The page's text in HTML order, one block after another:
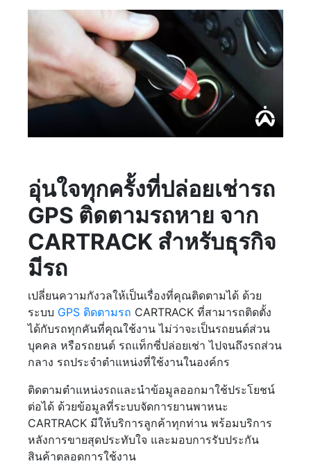
อุ่นใจทุกครั้งที่ปล่อยเช่ารถ
GPS ติดตามรถหาย จาก
CARTRACK สำหรับธุรกิจ
มีรถ
เปลี่ยนความกังวลให้เป็นเรื่องที่คุณติดตามได้ ด้วย
ระบบ GPS ติดตามรถ CARTRACK ที่สามารถติดตั้ง
ได้กับรถทุกคันที่คุณใช้งาน ไม่ว่าจะเป็นรถยนต์ส่วน
บุคคล หรือรถยนต์ รถแท็กซี่ปล่อยเช่า ไปจนถึงรถส่วน
กลาง รถประจำตำแหน่งที่ใช้งานในองค์กร
ติดตามตำแหน่งรถและนำข้อมูลออกมาใช้ประโยชน์
ต่อได้ ด้วยข้อมูลที่ระบบจัดการยานพาหนะ
CARTRACK มีให้บริการลูกค้าทุกท่าน พร้อมบริการ
หลังการขายสุดประทับใจ และมอบการรับประกัน
สินค้าตลอดการใช้งาน